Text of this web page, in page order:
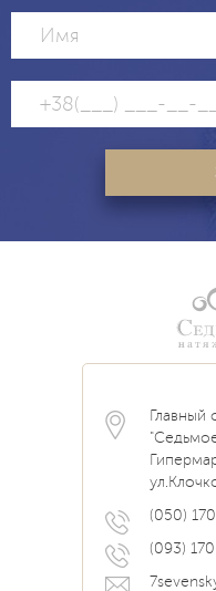
(050)
(093)
Каталог
Услуги